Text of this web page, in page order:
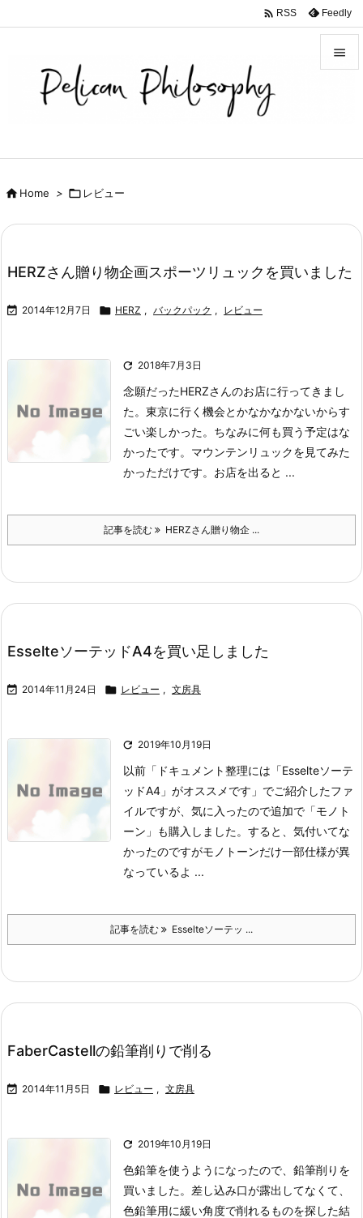

次へ
検索
 RSS Feedly
Home >  レビュー
HERZさん贈り物企画スポーツリュックを買いました
 2014年12月7日  HERZ , バックパック , レビュー
 2018年7月3日
念願だったHERZさんのお店に行ってきまし
た。 東京に行く機会とかなかなかないからす
ごい楽しかった。 ちなみに何も買う予定はな
かったです。 マウンテンリュックを見てみた
かっただけです。 お店を出ると ...
記事を読む HERZさん贈り物企 ...
EsselteソーテッドA4を買い足しました
 2014年11月24日  レビュー , 文房具
 2019年10月19日
​以前「ドキュメント整理には「Esselteソーテ
ッドA4」がオススメです」でご紹介したファ
イルですが、気に入ったので追加で「モノト
ーン」も購入しました。 すると、気付いてな
かったのですがモノトーンだけ一部仕様が異
なっているよ ...
記事を読む Esselteソーテッ ...
FaberCastellの鉛筆削りで削る
 2014年11月5日  レビュー , 文房具
 2019年10月19日
色鉛筆を使うようになったので、鉛筆削りを
買いました。 差し込み口が露出してなくて、
色鉛筆用に緩い角度で削れるものを探した結